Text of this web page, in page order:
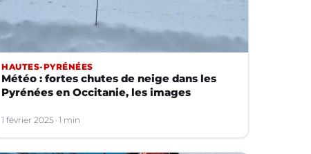
HAUTES-PYRÉNÉES
Météo : fortes chutes de neige dans les
Pyrénées en Occitanie, les images
1 février 2025 1 min